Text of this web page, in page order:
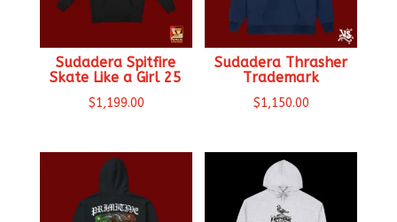
Sudadera Spitfire
Skate Like a Girl 25
$1,199.00
Sudadera Thrasher
Trademark
$1,150.00